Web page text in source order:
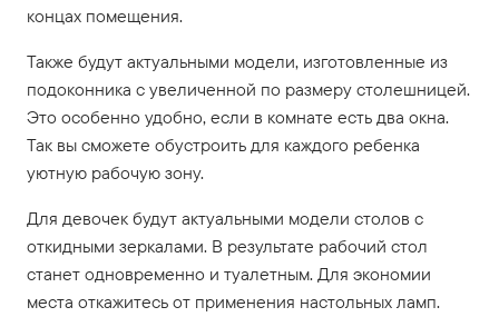
концах помещения.
Также будут актуальными модели, изготовленные из
подоконника с увеличенной по размеру столешницей.
Это особенно удобно, если в комнате есть два окна.
Так вы сможете обустроить для каждого ребенка
уютную рабочую зону.
Для девочек будут актуальными модели столов с
откидными зеркалами. В результате рабочий стол
станет одновременно и туалетным. Для экономии
места откажитесь от применения настольных ламп.